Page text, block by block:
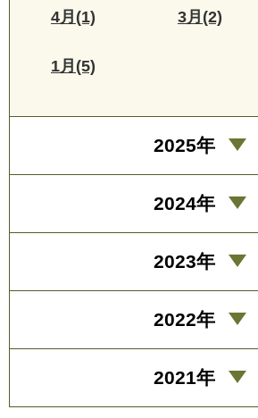
4月(1) 3月(2)
1月(5)
2025年
2024年
2023年
2022年
2021年